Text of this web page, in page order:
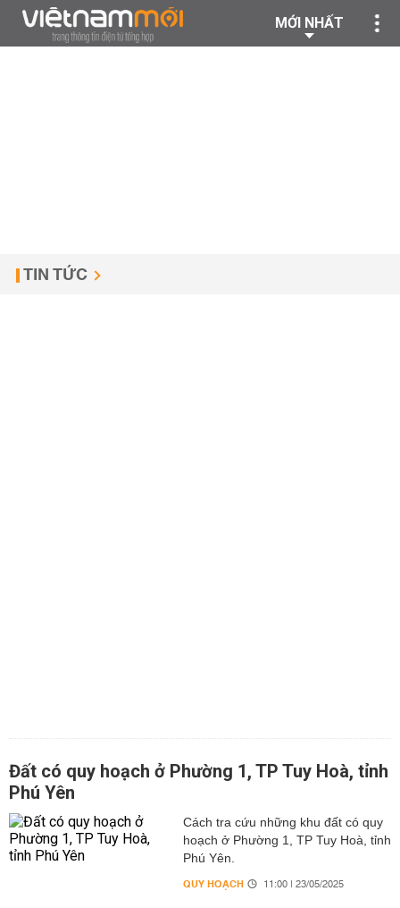
MỚI NHẤT
TIN TỨC
Đất có quy hoạch ở Phường 1, TP Tuy Hoà, tỉnh
Phú Yên
Cách tra cứu những khu đất có quy
hoạch ở Phường 1, TP Tuy Hoà, tỉnh
Phú Yên.
QUY HOẠCH 11:00 | 23/05/2025